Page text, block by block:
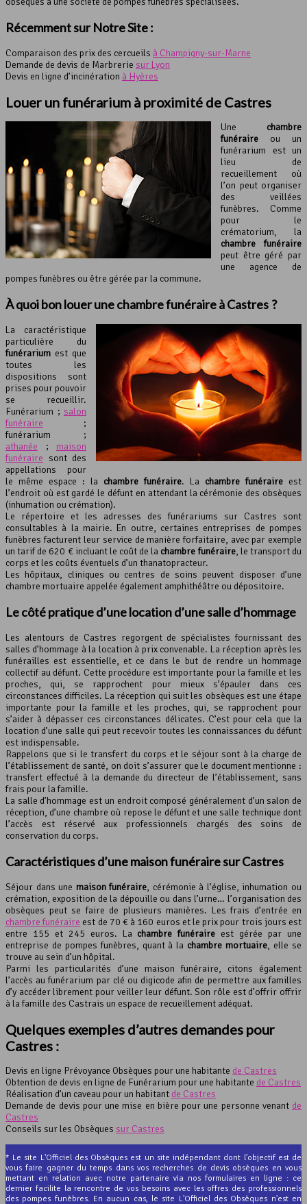
Récemment sur Notre Site :
Comparaison des prix des cercueils à Champigny-sur-Marne
Demande de devis de Marbrerie sur Lyon
Devis en ligne d’incinération à Hyères
Louer un funérarium à proximité de Castres
Une chambre
funéraire ou un
funérarium est un
lieu de
recueillement où
l’on peut organiser
des veillées
funèbres. Comme
pour le
crématorium, la
chambre funéraire
peut être géré par
une agence de
pompes funèbres ou être gérée par la commune.
À quoi bon louer une chambre funéraire à Castres ?
La caractéristique
particulière du
funérarium est que
toutes les
dispositions sont
prises pour pouvoir
se recueillir.
Funérarium ; salon
funéraire ;
funérarium ;
athanée ; maison
funéraire sont des
appellations pour
le même espace : la chambre funéraire. La chambre funéraire est
l’endroit où est gardé le défunt en attendant la cérémonie des obsèques
(inhumation ou crémation).
Le répertoire et les adresses des funérariums sur Castres sont
consultables à la mairie. En outre, certaines entreprises de pompes
funèbres facturent leur service de manière forfaitaire, avec par exemple
un tarif de 620 € incluant le coût de la chambre funéraire, le transport du
corps et les coûts éventuels d’un thanatopracteur.
Les hôpitaux, cliniques ou centres de soins peuvent disposer d’une
chambre mortuaire appelée également amphithéâtre ou dépositoire.
Le côté pratique d’une location d’une salle d’hommage
Les alentours de Castres regorgent de spécialistes fournissant des
salles d’hommage à la location à prix convenable. La réception après les
funérailles est essentielle, et ce dans le but de rendre un hommage
collectif au défunt. Cette procédure est importante pour la famille et les
proches, qui, se rapprochent pour mieux s’épauler dans ces
circonstances difficiles. La réception qui suit les obsèques est une étape
importante pour la famille et les proches, qui, se rapprochent pour
s’aider à dépasser ces circonstances délicates. C’est pour cela que la
location d’une salle qui peut recevoir toutes les connaissances du défunt
est indispensable.
Rappelons que si le transfert du corps et le séjour sont à la charge de
l’établissement de santé, on doit s’assurer que le document mentionne :
transfert effectué à la demande du directeur de l’établissement, sans
frais pour la famille.
La salle d’hommage est un endroit composé généralement d’un salon de
réception, d’une chambre où repose le défunt et une salle technique dont
l’accès est réservé aux professionnels chargés des soins de
conservation du corps.
Caractéristiques d’une maison funéraire sur Castres
Séjour dans une maison funéraire, cérémonie à l’église, inhumation ou
crémation, exposition de la dépouille ou dans l’urne… l’organisation des
obsèques peut se faire de plusieurs manières. Les frais d’entrée en
chambre funéraire est de 70 € à 160 euros et le prix pour trois jours est
entre 155 et 245 euros. La chambre funéraire est gérée par une
entreprise de pompes funèbres, quant à la chambre mortuaire, elle se
trouve au sein d’un hôpital.
Parmi les particularités d’une maison funéraire, citons également
l’accès au funérarium par clé ou digicode afin de permettre aux familles
d’y accéder librement pour veiller leur défunt. Son rôle est d’offrir offrir
à la famille des Castrais un espace de recueillement adéquat.
Quelques exemples d’autres demandes pour
Castres :
Devis en ligne Prévoyance Obsèques pour une habitante de Castres
Obtention de devis en ligne de Funérarium pour une habitante de Castres
Réalisation d’un caveau pour un habitant de Castres
Demande de devis pour une mise en bière pour une personne venant de
Castres
Conseils sur les Obsèques sur Castres
* Le site L'Officiel des Obsèques est un site indépendant dont l'objectif est de
vous faire gagner du temps dans vos recherches de devis obsèques en vous
mettant en relation avec notre partenaire via nos formulaires en ligne : ce
dernier facilite la rencontre de vos besoins avec les offres des professionnels
des pompes funèbres. En aucun cas, le site L'Officiel des Obsèques n'est en